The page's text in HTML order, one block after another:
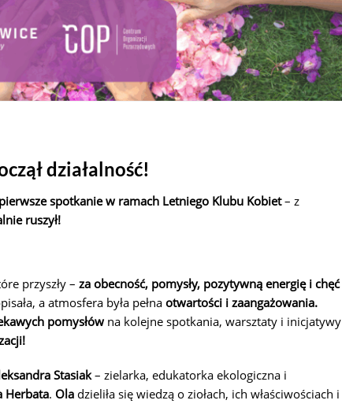
działalność!
pierwsze spotkanie w ramach Letniego Klubu Kobiet– z
ruszył!
przyszły – za obecność, pomysły, pozytywną energię i chęć
a atmosfera była pełna otwartości i zaangażowania.
pomysłów na kolejne spotkania, warsztaty i inicjatywy
Stasiak– zielarka, edukatorka ekologiczna i
Herbata. Ola dzieliła się wiedzą o ziołach, ich właściwościach i